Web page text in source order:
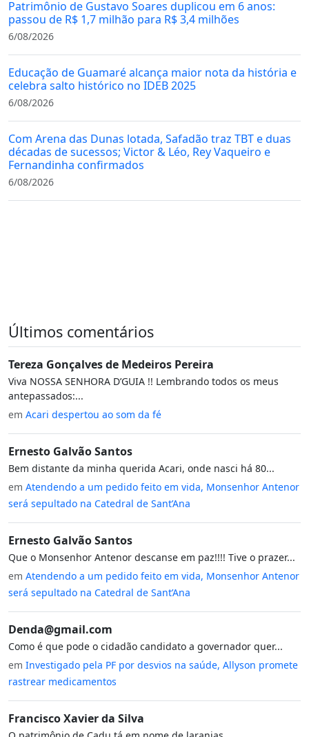
Patrimônio de Gustavo Soares duplicou em 6 anos:
passou de R$ 1,7 milhão para R$ 3,4 milhões
6/08/2026
Educação de Guamaré alcança maior nota da história e
celebra salto histórico no IDEB 2025
6/08/2026
Com Arena das Dunas lotada, Safadão traz TBT e duas
décadas de sucessos; Victor & Léo, Rey Vaqueiro e
Fernandinha confirmados
6/08/2026
Últimos comentários
Tereza Gonçalves de Medeiros Pereira
Viva NOSSA SENHORA D’GUIA !! Lembrando todos os meus
antepassados:...
em Acari despertou ao som da fé
Ernesto Galvão Santos
Bem distante da minha querida Acari, onde nasci há 80...
em Atendendo a um pedido feito em vida, Monsenhor Antenor
será sepultado na Catedral de Sant’Ana
Ernesto Galvão Santos
Que o Monsenhor Antenor descanse em paz!!!! Tive o prazer...
em Atendendo a um pedido feito em vida, Monsenhor Antenor
será sepultado na Catedral de Sant’Ana
Denda@gmail.com
Como é que pode o cidadão candidato a governador quer...
em Investigado pela PF por desvios na saúde, Allyson promete
rastrear medicamentos
Francisco Xavier da Silva